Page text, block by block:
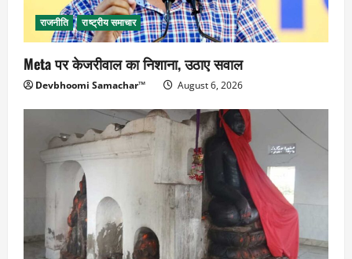
राजनीति राष्ट्रीय समाचार
Meta पर केजरीवाल का निशाना, उठाए सवाल
Devbhoomi Samachar™ August 6, 2026